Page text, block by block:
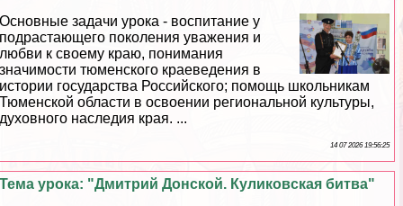
Основные задачи урока - воспитание у
подрастающего поколения уважения и
любви к своему краю, понимания
значимости тюменского краеведения в
истории государства Российского; помощь школьникам
Тюменской области в освоении региональной культуры,
духовного наследия края. ...
14 07 2026 19:56:25
Тема урока: "Дмитрий Донской. Куликовская битва"